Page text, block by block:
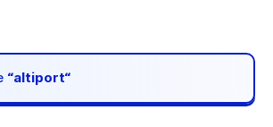
“altiport“